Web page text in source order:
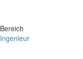
Bereich
Ingenieur